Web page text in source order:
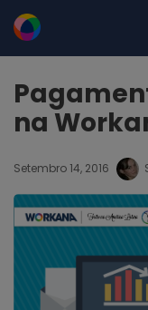
na
Setembro 14, 2016